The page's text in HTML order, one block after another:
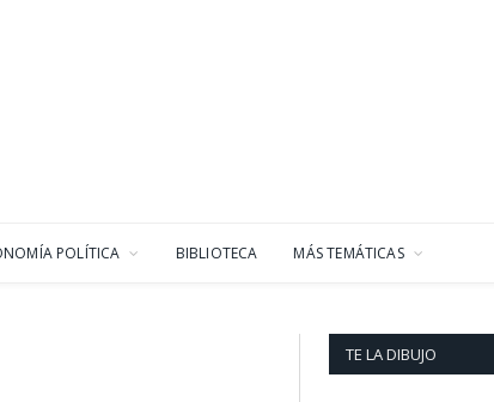
POLÍTICA BIBLIOTECA MÁS TEMÁTICAS
TE LA DIBUJO